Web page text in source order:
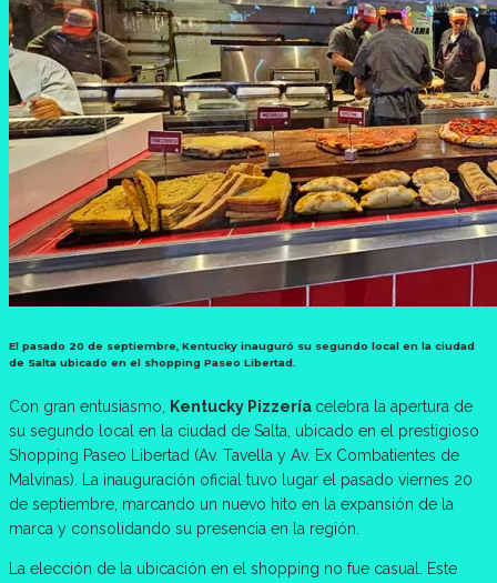
El pasado 20 de septiembre, Kentucky inauguró su segundo local en la ciudad
de Salta ubicado en el shopping Paseo Libertad.
Con gran entusiasmo, Kentucky Pizzería celebra la apertura de
su segundo local en la ciudad de Salta, ubicado en el prestigioso
Shopping Paseo Libertad (Av. Tavella y Av. Ex Combatientes de
Malvinas). La inauguración oficial tuvo lugar el pasado viernes 20
de septiembre, marcando un nuevo hito en la expansión de la
marca y consolidando su presencia en la región.
La elección de la ubicación en el shopping no fue casual. Este